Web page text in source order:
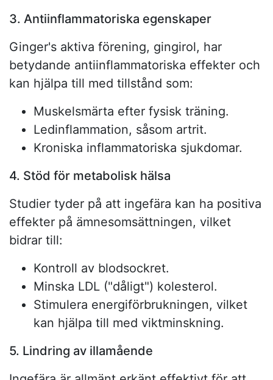
3. Antiinflammatoriska egenskaper
Ginger's aktiva förening, gingirol, har
betydande antiinflammatoriska effekter och
kan hjälpa till med tillstånd som:
Muskelsmärta efter fysisk träning.
Ledinflammation, såsom artrit.
Kroniska inflammatoriska sjukdomar.
4. Stöd för metabolisk hälsa
Studier tyder på att ingefära kan ha positiva
effekter på ämnesomsättningen, vilket
bidrar till:
Kontroll av blodsockret.
Minska LDL ("dåligt") kolesterol.
Stimulera energiförbrukningen, vilket
kan hjälpa till med viktminskning.
5. Lindring av illamående